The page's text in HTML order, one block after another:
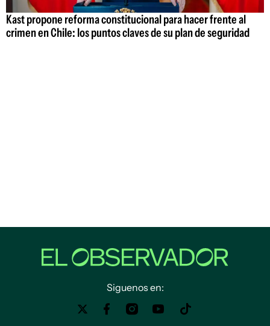
Kast propone reforma constitucional para hacer frente al
crimen en Chile: los puntos claves de su plan de seguridad
Siguenos en: